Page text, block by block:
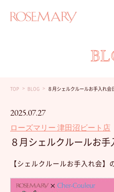
TOP BLOG ８月シェルクルールお手入れ会
2025.07.27
ローズマリー 津田沼ビート店
８月シェルクルールお
【シェルクルールお手入れ会】